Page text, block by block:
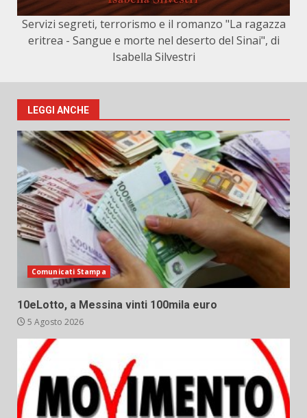
Servizi segreti, terrorismo e il romanzo "La ragazza
eritrea - Sangue e morte nel deserto del Sinai", di
Isabella Silvestri
LEGGI ANCHE
Comunicati Stampa
10eLotto, a Messina vinti 100mila euro
5 Agosto 2026